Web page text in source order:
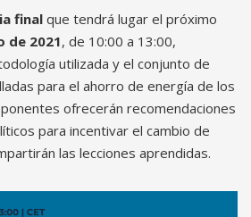
finalque tendrá lugar el próximo
de 2021, de 10:00 a 13:00,
utilizada y el conjunto de
para el ahorro de energía de los
ofrecerán recomendaciones
para incentivar el cambio de
las lecciones aprendidas.